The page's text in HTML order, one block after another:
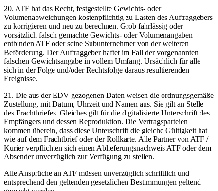
20. ATF hat das Recht, festgestellte Gewichts- oder
Volumenabweichungen kostenpflichtig zu Lasten des Auftraggebers
zu korrigieren und neu zu berechnen. Grob fahrlässig oder
vorsätzlich falsch gemachte Gewichts- oder Volumenangaben
entbinden ATF oder seine Subunternehmer von der weiteren
Beförderung. Der Auftraggeber haftet im Fall der vorgenannten
falschen Gewichtsangabe in vollem Umfang. Ursächlich für alle
sich in der Folge und/oder Rechtsfolge daraus resultierenden
Ereignisse.
21. Die aus der EDV gezogenen Daten weisen die ordnungsgemäße
Zustellung, mit Datum, Uhrzeit und Namen aus. Sie gilt an Stelle
des Frachtbriefes. Gleiches gilt für die digitalisierte Unterschrift des
Empfängers und dessen Reproduktion. Die Vertragsparteien
kommen überein, dass diese Unterschrift die gleiche Gültigkeit hat
wie auf dem Frachtbrief oder der Rollkarte. Alle Partner von ATF /
Kurier verpflichten sich einen Ablieferungsnachweis ATF oder dem
Absender unverzüglich zur Verfügung zu stellen.
Alle Ansprüche an ATF müssen unverzüglich schriftlich und
entsprechend den geltenden gesetzlichen Bestimmungen geltend